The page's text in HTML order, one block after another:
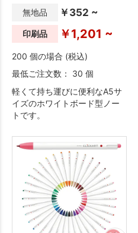
無地品 ￥352 ~
印刷品 ￥1,201 ~
200 個の場合 (税込)
最低ご注文数： 30 個
軽くて持ち運びに便利なA5サ
イズのホワイトボード型ノー
トです。